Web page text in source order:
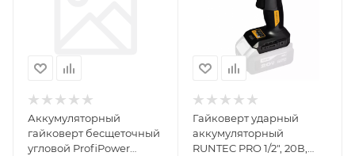
Аккумуляторный
гайковерт бесщеточный
угловой ProfiPower
Гайковерт ударный
аккумуляторный
RUNTEC PRO 1/2", 20В,